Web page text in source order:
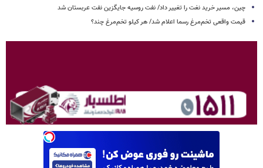
چین، مسیر خرید نغت را تغییر داد/ نفت روسیه جایگزین نفت عربستان شد
قیمت واقعی تخم‌مرغ رسما اعلام شد/ هر کیلو تخم‌مرغ چند؟